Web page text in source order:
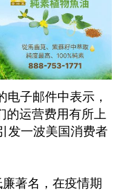
电子邮件中表示，
的运营费用有所上
发一波美国消费者
著名，在疫情期